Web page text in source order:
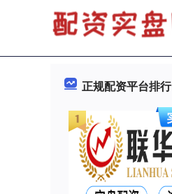
正规配资平台排行